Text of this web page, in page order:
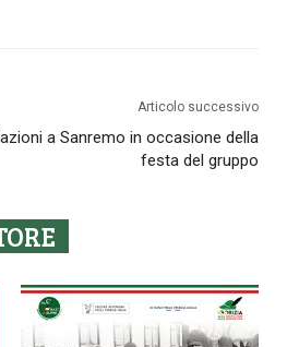
Articolo successivo
a Sanremo in occasione della
festa del gruppo